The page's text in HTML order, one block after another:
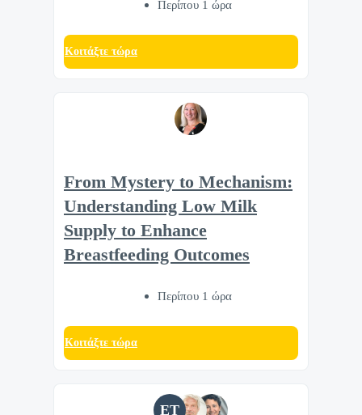
Περίπου 1 ώρα
Κοιτάξτε τώρα
From Mystery to Mechanism:
Understanding Low Milk
Supply to Enhance
Breastfeeding Outcomes
Περίπου 1 ώρα
Κοιτάξτε τώρα
ET